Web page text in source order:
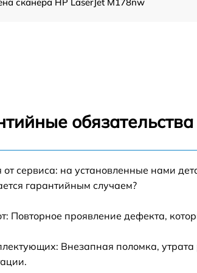
каретки HP LaserJet M178nw
печки HP LaserJet M178nw
от сервиса: на установленные нами
гарантийным случаем?
Повторное проявление дефекта,
Внезапная поломка, утрата